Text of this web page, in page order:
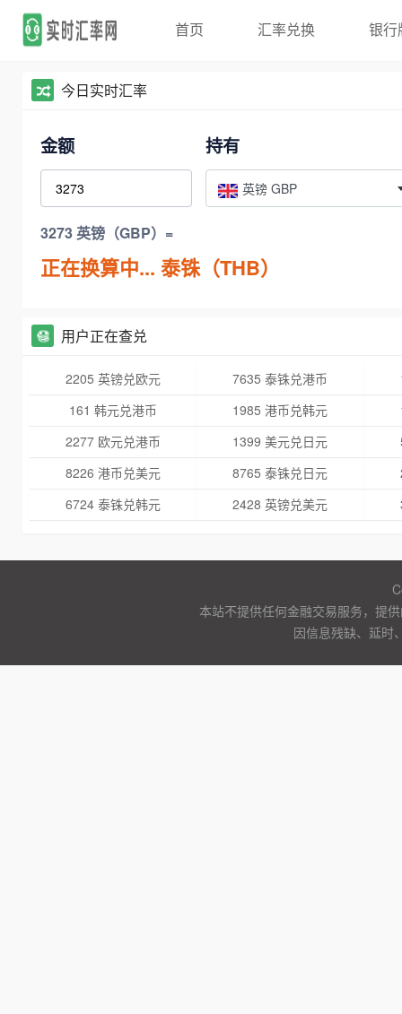
首页 汇率兑换 银行
今日实时汇率
金额 持有
英镑 GBP
3273 英镑（GBP）=
正在换算中... 泰铢（THB）
用户正在查兑
2205 英镑兑欧元 7635 泰铢兑港币
161 韩元兑港币
1985 港币兑韩元
2277 欧元兑港币
1399 美元兑日元
8226 港币兑美元
8765 泰铢兑日元
6724 泰铢兑韩元
2428 英镑兑美元
本站不提供任何金融交易服务，提
因信息残缺、延时